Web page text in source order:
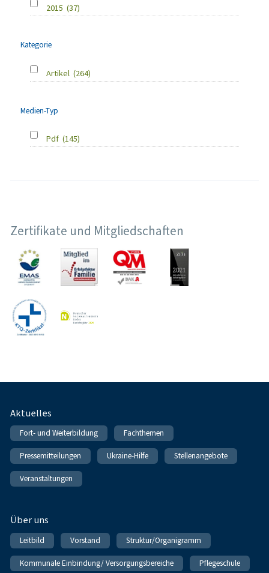
2015 (37)
Kategorie
Artikel (264)
Medien-Typ
Pdf (145)
Zertifikate und Mitgliedschaften
Fußnavigation
Aktuelles
Fort- und Weiterbildung Fachthemen
Pressemitteilungen Ukraine-Hilfe Stellenangebote
Veranstaltungen
Über uns
Leitbild Vorstand Struktur/Organigramm
Kommunale Einbindung/ Versorgungsbereiche Pflegeschule